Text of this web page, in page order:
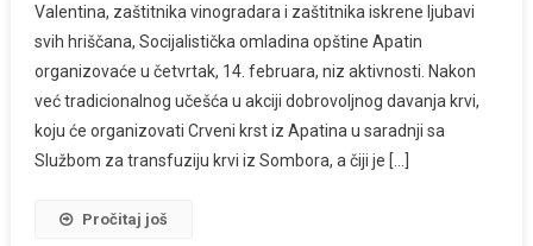
Valentina, zaštitnika vinogradara i zaštitnika iskrene ljubavi
svih hriščana, Socijalistička omladina opštine Apatin
organizovaće u četvrtak, 14. februara, niz aktivnosti. Nakon
već tradicionalnog učešća u akciji dobrovoljnog davanja krvi,
koju će organizovati Crveni krst iz Apatina u saradnji sa
Službom za transfuziju krvi iz Sombora, a čiji je […]
Pročitaj još